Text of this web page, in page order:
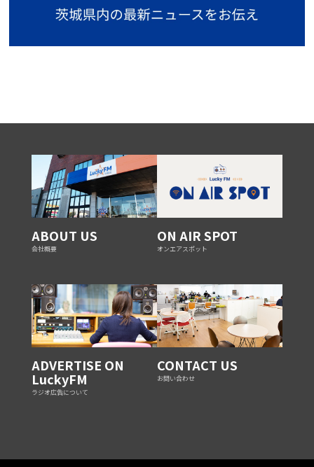
ABOUT US
会社概要
ON AIR SPOT
オンエアスポット
ADVERTISE ON
LuckyFM
ラジオ広告について
CONTACT US
お問い合わせ